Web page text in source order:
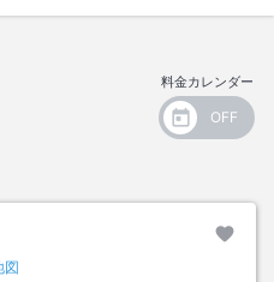
料金カレンダー
図